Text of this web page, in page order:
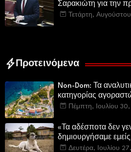
Σαρακιώτη για την
εμβληματικού
Τετάρτη,
Προτεινόμενα
Non-Dom: Τα
κατηγορίας
πολυτελών κατοικιών
Πέμπτη, Ιουλίου
«Τα αδέσποτα δεν
δημιουργήσαμε
Δευτέρα, Ιουλίου